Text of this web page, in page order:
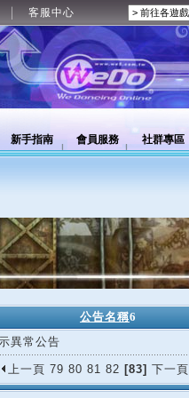
客服中心
新手指南 會員服務 社群專區
公告名稱6
異常公告
上一頁 79 80 81 82 [83] 下一頁